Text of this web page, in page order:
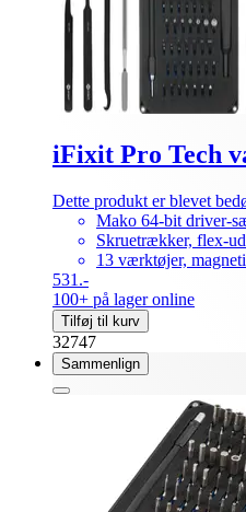
iFixit Pro Tech
Dette produkt er blevet
Mako 64-bit driver-
Skruetrækker, flex-
13 værktøjer,
531.-
100+ på lager online
Tilføj til kurv
32747
Sammenlign